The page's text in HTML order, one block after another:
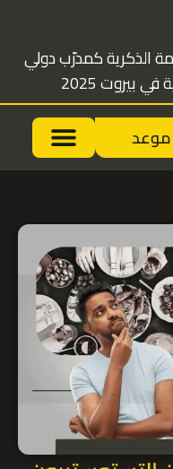
الذكرية كمدرّب دولي
بيروت 2025
موعد